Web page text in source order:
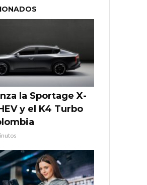
la Sportage X-
y el K4 Turbo